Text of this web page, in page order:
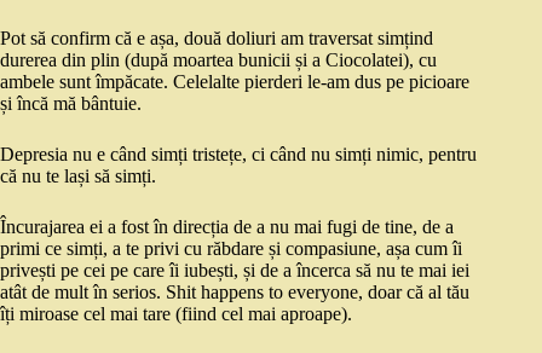
Pot să confirm că e așa, două doliuri am traversat simțind
durerea din plin (după moartea bunicii și a Ciocolatei), cu
ambele sunt împăcate. Celelalte pierderi le-am dus pe picioare
și încă mă bântuie.
Depresia nu e când simți tristețe, ci când nu simți nimic, pentru
că nu te lași să simți.
Încurajarea ei a fost în direcția de a nu mai fugi de tine, de a
primi ce simți, a te privi cu răbdare și compasiune, așa cum îi
privești pe cei pe care îi iubești, și de a încerca să nu te mai iei
atât de mult în serios. Shit happens to everyone, doar că al tău
îți miroase cel mai tare (fiind cel mai aproape).